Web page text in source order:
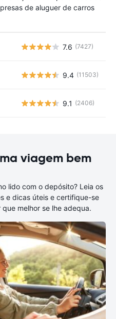
de aluguer de carros
7.6 (7427)
9.4 (11503)
9.1 (2406)
viagem bem
lido com o depósito? Leia os
e dicas úteis e certifique-se
melhor se lhe adequa.